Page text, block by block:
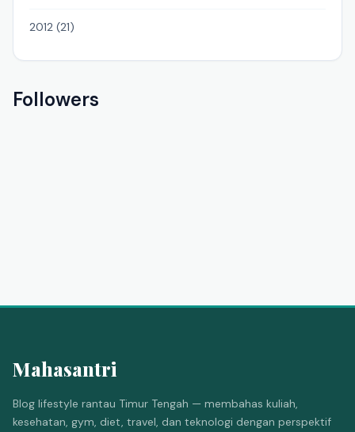
2012 (21)
Followers
Mahasantri
Blog lifestyle rantau Timur Tengah — membahas kuliah,
kesehatan, gym, diet, travel, dan teknologi dengan perspektif